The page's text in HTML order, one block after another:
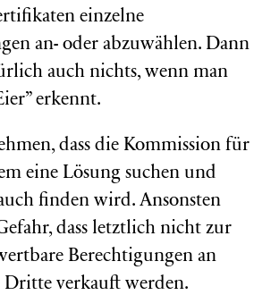
einzelne
an- oder abzuwählen. Dann
auch nichts, wenn man
erkennt.
dass die Kommission für
eine Lösung suchen und
finden wird. Ansonsten
dass letztlich nicht zur
Berechtigungen an
verkauft werden.